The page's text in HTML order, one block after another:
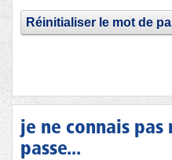
Réinitialiser le mot de
je ne connais pas
passe...